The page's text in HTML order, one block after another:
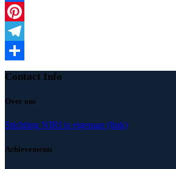
Facebook
Pinterest
Telegram
Delen
Contact Info
Over ons
Stichting NIRI is eigenaar (link)
Achievements